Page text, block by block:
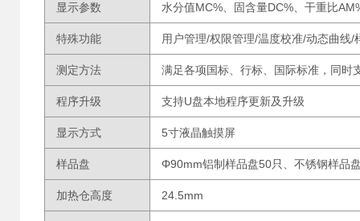
显示参数 水分值MC%、固含量DC%、干重比
特殊功能 用户管理/权限管理/温度校准/动态曲线/
测定方法 满足各项国标、行标、国际标准，同时
程序升级 支持U盘本地程序更新及升级
显示方式 5寸液晶触摸屏
样品盘 Φ90mm铝制样品盘50只、不锈钢样品
加热仓高度 24.5mm